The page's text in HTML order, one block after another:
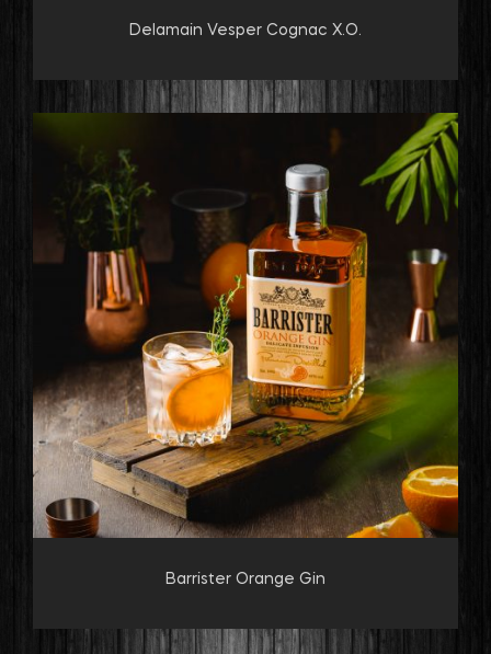
Delamain Vesper Cognac X.O.
Barrister Orange Gin